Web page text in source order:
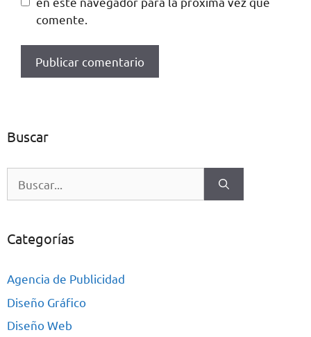
comente.
Buscar
Categorías
Agencia de Publicidad
Diseño Gráfico
Diseño Web